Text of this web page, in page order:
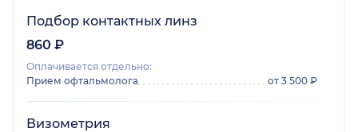
Подбор контактных линз
860 ₽
Оплачивается отдельно:
Прием офтальмолога
от 3 500 ₽
Визометрия